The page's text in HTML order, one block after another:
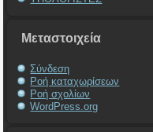
Μεταστοιχεία
Σύνδεση
Ροή καταχωρίσεων
Ροή σχολίων
WordPress.org